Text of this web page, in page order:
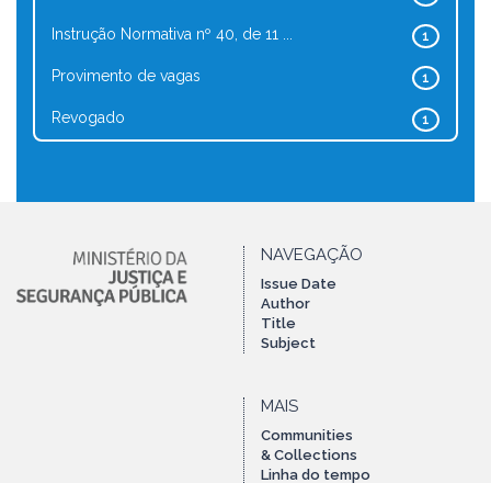
1
Instrução Normativa nº 40, de 11 ...
1
Provimento de vagas
1
Revogado
NAVEGAÇÃO
Issue Date
Author
Title
Subject
MAIS
Communities
& Collections
Linha do tempo